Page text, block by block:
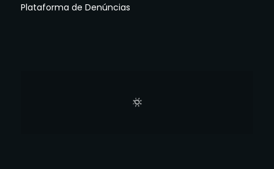
Plataforma de Denúncias